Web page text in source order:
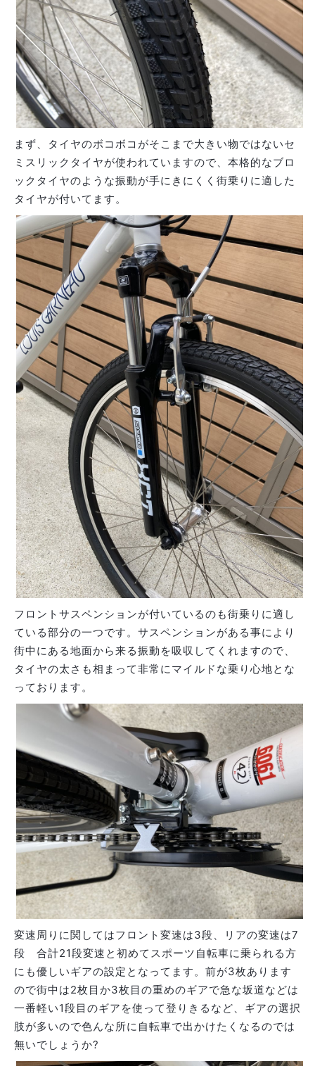
まず、タイヤのボコボコがそこまで大きい物ではないセ
ミスリックタイヤが使われていますので、本格的なブロ
ックタイヤのような振動が手にきにくく街乗りに適した
タイヤが付いてます。
フロントサスペンションが付いているのも街乗りに適し
ている部分の一つです。サスペンションがある事により
街中にある地面から来る振動を吸収してくれますので、
タイヤの太さも相まって非常にマイルドな乗り心地とな
っております。
変速周りに関してはフロント変速は3段、リアの変速は7
段 合計21段変速と初めてスポーツ自転車に乗られる方
にも優しいギアの設定となってます。前が3枚あります
ので街中は2枚目か3枚目の重めのギアで急な坂道などは
一番軽い1段目のギアを使って登りきるなど、ギアの選択
肢が多いので色んな所に自転車で出かけたくなるのでは
無いでしょうか?